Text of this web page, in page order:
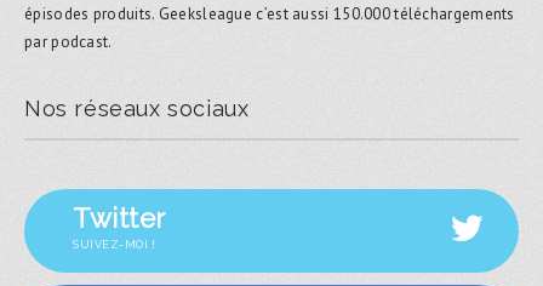
épisodes produits. Geeksleague c’est aussi 150.000 téléchargements
par podcast.
Nos réseaux sociaux
Twitter
SUIVEZ-MOI !